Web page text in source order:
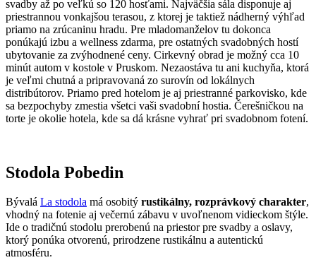
svadby až po veľkú so 120 hosťami. Najväčšia sála disponuje aj
priestrannou vonkajšou terasou, z ktorej je taktiež nádherný výhľad
priamo na zrúcaninu hradu. Pre mladomanželov tu dokonca
ponúkajú izbu a wellness zdarma, pre ostatných svadobných hostí
ubytovanie za zvýhodnené ceny. Cirkevný obrad je možný cca 10
minút autom v kostole v Pruskom. Nezaostáva tu ani kuchyňa, ktorá
je veľmi chutná a pripravovaná zo surovín od lokálnych
distribútorov. Priamo pred hotelom je aj priestranné parkovisko, kde
sa bezpochyby zmestia všetci vaši svadobní hostia. Čerešničkou na
torte je okolie hotela, kde sa dá krásne vyhrať pri svadobnom fotení.
Stodola Pobedin
Bývalá La stodola má osobitý rustikálny, rozprávkový charakter,
vhodný na fotenie aj večernú zábavu v uvoľnenom vidieckom štýle.
Ide o tradičnú stodolu prerobenú na priestor pre svadby a oslavy,
ktorý ponúka otvorenú, prirodzene rustikálnu a autentickú
atmosféru.